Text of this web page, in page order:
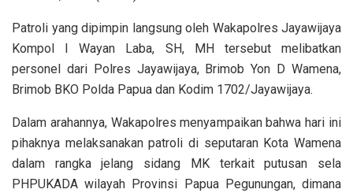
Patroli yang dipimpin langsung oleh Wakapolres Jayawijaya
Kompol I Wayan Laba, SH, MH tersebut melibatkan
personel dari Polres Jayawijaya, Brimob Yon D Wamena,
Brimob BKO Polda Papua dan Kodim 1702/Jayawijaya.
Dalam arahannya, Wakapolres menyampaikan bahwa hari ini
pihaknya melaksanakan patroli di seputaran Kota Wamena
dalam rangka jelang sidang MK terkait putusan sela
PHPUKADA wilayah Provinsi Papua Pegunungan, dimana